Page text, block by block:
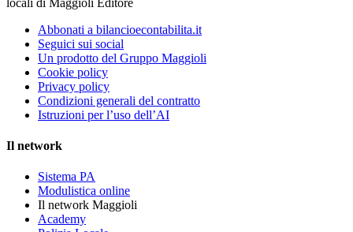
Abbonati a bilancioecontabilita.it
Seguici sui social
Un prodotto del Gruppo Maggioli
Cookie policy
Privacy policy
Condizioni generali del contratto
Istruzioni per l’uso dell’AI
Il network
Sistema PA
Modulistica online
Il network Maggioli
Academy